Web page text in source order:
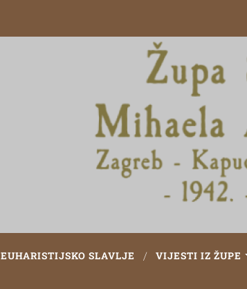
EUHARISTIJSKO SLAVLJE VIJESTI IZ ŽUPE